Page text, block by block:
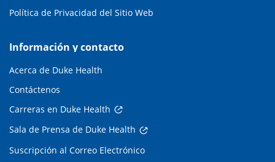
Política de Privacidad del Sitio Web
Información y contacto
Acerca de Duke Health
Contáctenos
Carreras en Duke Health
Sala de Prensa de Duke Health
Suscripción al Correo Electrónico